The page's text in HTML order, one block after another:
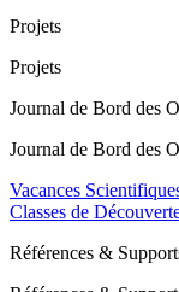
Projets
Projets
Journal de Bord des
Journal de Bord des
Vacances
Classes de
Références &